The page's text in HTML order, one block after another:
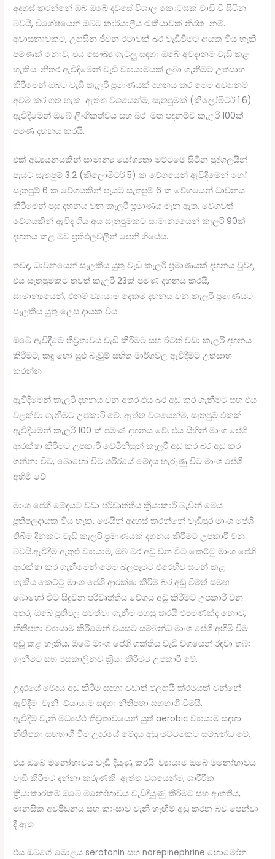
අදහස් කරන්නේ ඔබ ඔබේ දවසේ විශාල කොටසක් වාඩි වී සිටින
බවයි, විශේෂයෙන් ඔබට කාර්යාලීය රැකියාවක් නිරත නම්.
අවාසනාවකට, උදාසීන ජීවන රටාවක් බර වැඩිවීමට දායක විය හැකි
පමණක් නොව, එය සෞඛ්‍ය ගැටලු සඳහා ඔබේ අවදානම වැඩි කළ
හැකිය. නිතර ඇවිදීමෙන් වැඩි ව්‍යායාමයක් ලබා ගැනීමට උත්සාහ
කිරීමෙන් ඔබට වැඩි කැලරි ප්‍රමාණයක් දහනය කර මෙම අවදානම්
අවම කර ගත හැක. ඇත්ත වශයෙන්ම, සැතපුමක් (කිලෝමීටර් 1.6)
ඇවිදීමෙන් ඔබේ ලිංගිකත්වය සහ බර මත පදනම්ව කැලරි 100ක්
පමණ දහනය කරයි.
එක් අධ්‍යයනයකින් සාමාන්‍ය යෝග්‍යතා මට්ටමේ සිටින පුද්ගලයින්
පැයට සැතපුම් 3.2 (කිලෝමීටර් 5) ක වේගයෙන් ඇවිදීමෙන් හෝ
සැතපුම් 6 ක වේගයකින් පැයට සැතපුම් 6 ක වේගයෙන් ධාවනය
කිරීමෙන් පසු දහනය වන කැලරි ප්‍රමාණය මැන ඇත. වේගවත්
වේගයකින් ඇවිද ගිය අය සැතපුමකට සාමාන්‍යයෙන් කැලරි 90ක්
දහනය කළ බව ප්‍රතිඵලවලින් පෙනී ගියේය.
තවද, ධාවනයෙන් සැලකිය යුතු වැඩි කැලරි ප්‍රමාණයක් දහනය වුවද,
එය සැතපුමකට තවත් කැලරි 23ක් පමණ දහනය කරයි,
සාමාන්‍යයෙන්, එනම් ව්‍යායාම දෙකම දහනය වන කැලරි ප්‍රමාණයට
සැලකිය යුතු ලෙස දායක විය.
ඔබේ ඇවිදීමේ තීව්‍රතාවය වැඩි කිරීමට සහ ඊටත් වඩා කැලරි දහනය
කිරීමට, කඳු හෝ සුළු බෑවුම් සහිත මාර්ගවල ඇවිදීමට උත්සාහ
කරන්න
ඇවිදීමෙන් කැලරි දහනය වන අතර එය බර අඩු කර ගැනීමට සහ එය
වළක්වා ගැනීමට උපකාරී වේ. ඇත්ත වශයෙන්ම, සැතපුම් එකක්
ඇවිදීමෙන් කැලරි 100 ක් පමණ දහනය වේ. එය සිහින් මාංශ පේශි
ආරක්ෂා කිරීමට උපකාරී වේමිනිසුන් කැලරි අඩු කර බර අඩු කර
ගන්නා විට, බොහෝ විට ශරීරයේ මේදය හැරුණු විට මාංශ පේශි
අහිමි වේ.
මාංශ පේශි මේදයට වඩා පරිවෘත්තීය ක්‍රියාකාරී බැවින් මෙය
ප්‍රතිපලදායක විය හැක. මෙයින් අදහස් කරන්නේ වැඩිපුර මාංශ පේශි
තිබීම දිනකට වැඩි කැලරි ප්‍රමාණයක් දහනය කිරීමට උපකාරී වන
බවයි.ඇවිදීම ඇතුළු ව්‍යායාම, ඔබ බර අඩු වන විට කෙට්ටු මාංශ පේශි
ආරක්ෂා කර ගැනීමෙන් මෙම බලපෑමට එරෙහිව සටන් කළ
හැකිය.කෙට්ටු මාංශ පේශි ආරක්ෂා කිරීම බර අඩු වීමත් සමඟ
බොහෝ විට සිදුවන පරිවෘත්තීය වේගය අඩු කිරීමට උපකාරී වන
අතර, ඔබේ ප්‍රතිඵල පවත්වා ගැනීම පහසු කරයි එපමණක්ද නොව,
නිතිපතා ව්‍යායාම කිරීමෙන් වයසට සම්බන්ධ මාංශ පේශි අහිමි වීම
අඩු කළ හැකිය, ඔබේ මාංශ පේශි ශක්තිය වැඩි වශයෙන් රඳවා තබා
ගැනීමට සහ පසුකාලීනව ක්‍රියා කිරීමට උපකාරී වේ.
උදරයේ මේදය අඩු කිරීම සඳහා වඩාත් ඵලදායී ක්රමයක් වන්නේ
ඇවිදීම වැනි ව්යායාම සඳහා නිතිපතා සහභාගී වීමයි.
ඇවිදීම වැනි මධ්‍යස්ථ තීව්‍රතාවයෙන් යුත් aerobic ව්‍යායාම සඳහා
නිතිපතා සහභාගී වීම උදරයේ මේදය අඩු මට්ටමකට සම්බන්ධ වේ.
එය ඔබේ මනෝභාවය වැඩි දියුණු කරයි. ව්‍යායාම ඔබේ මනෝභාවය
වැඩි කිරීමට දන්නා කරුණකි. ඇත්ත වශයෙන්ම, ශාරීරික
ක්‍රියාකාරකම් ඔබේ මනෝභාවය වැඩිදියුණු කිරීමට සහ ආතතිය,
මානසික අවපීඩනය සහ කාංසාව වැනි හැඟීම් අඩු කරන බව පෙන්වා
දී ඇත
එය ඔබගේ මොළය serotonin සහ norepinephrine හෝමෝන